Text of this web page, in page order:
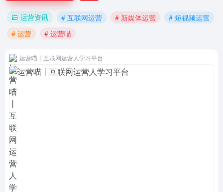
运营资讯 # 互联网运营 # 新媒体运营
# 短视频运营
# 运营
# 运营喵
运营喵丨互联网运营人学习平台